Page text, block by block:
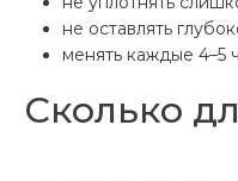
не оставлять
менять каждые 4–5
Сколько